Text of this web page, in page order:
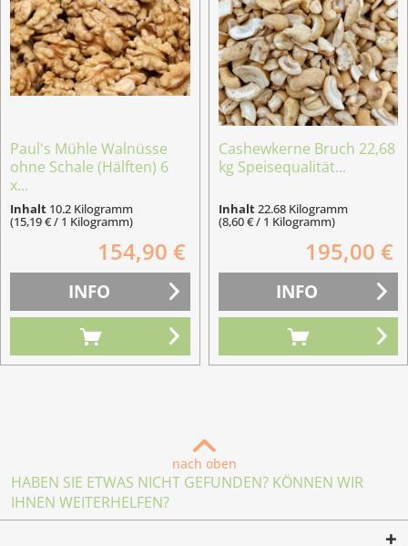
Paul's Mühle Walnüsse
ohne Schale (Hälften) 6
x...
Inhalt 10.2 Kilogramm
(15,19 € / 1 Kilogramm)
154,90 €
INFO
Cashewkerne Bruch 22,68
kg Speisequalität...
Inhalt 22.68 Kilogramm
(8,60 € / 1 Kilogramm)
195,00 €
INFO
nach oben
HABEN SIE ETWAS NICHT GEFUNDEN? KÖNNEN WIR
IHNEN WEITERHELFEN?